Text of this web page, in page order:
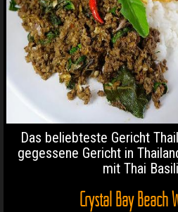
Das beliebteste Gericht
gegessene Gericht in
mit Thai
Crystal Bay Beach